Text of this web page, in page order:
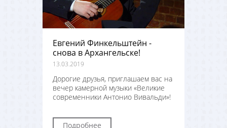
Евгений Финкельштейн -
снова в Архангельске!
13.03.2019
Дорогие друзья, приглашаем вас на
вечер камерной музыки «Великие
современники Антонио Вивальди»!
Подробнее